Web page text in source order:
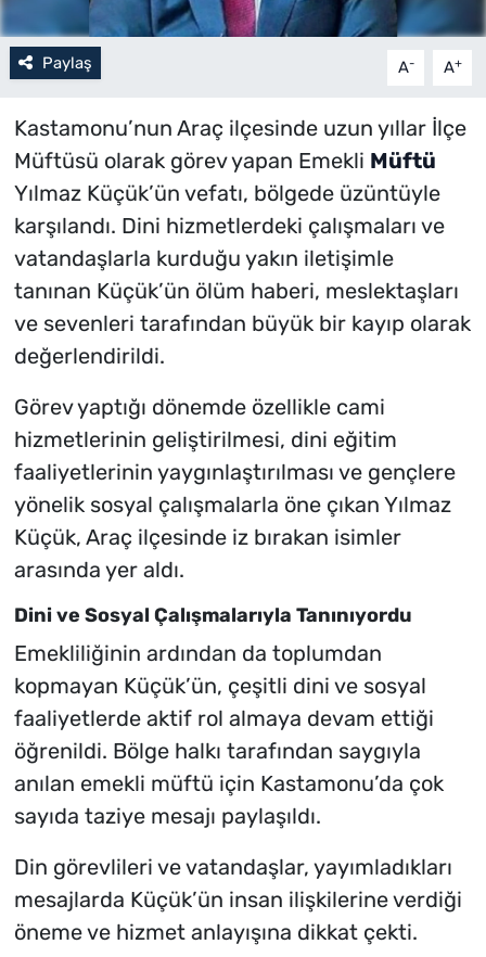
Paylaş A- A+
Kastamonu’nun Araç ilçesinde uzun yıllar İlçe
Müftüsü olarak görev yapan Emekli Müftü
Yılmaz Küçük’ün vefatı, bölgede üzüntüyle
karşılandı. Dini hizmetlerdeki çalışmaları ve
vatandaşlarla kurduğu yakın iletişimle
tanınan Küçük’ün ölüm haberi, meslektaşları
ve sevenleri tarafından büyük bir kayıp olarak
değerlendirildi.
Görev yaptığı dönemde özellikle cami
hizmetlerinin geliştirilmesi, dini eğitim
faaliyetlerinin yaygınlaştırılması ve gençlere
yönelik sosyal çalışmalarla öne çıkan Yılmaz
Küçük, Araç ilçesinde iz bırakan isimler
arasında yer aldı.
Dini ve Sosyal Çalışmalarıyla Tanınıyordu
Emekliliğinin ardından da toplumdan
kopmayan Küçük’ün, çeşitli dini ve sosyal
faaliyetlerde aktif rol almaya devam ettiği
öğrenildi. Bölge halkı tarafından saygıyla
anılan emekli müftü için Kastamonu’da çok
sayıda taziye mesajı paylaşıldı.
Din görevlileri ve vatandaşlar, yayımladıkları
mesajlarda Küçük’ün insan ilişkilerine verdiği
öneme ve hizmet anlayışına dikkat çekti.